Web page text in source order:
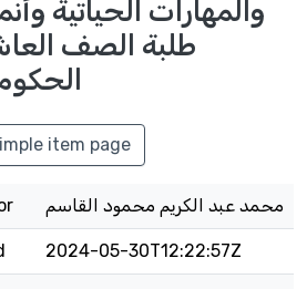
والمهارات الحياتية
طلبة الصف
item page
محمد عبد الكريم محمود القاسم
2024-05-30T12:22:57Z